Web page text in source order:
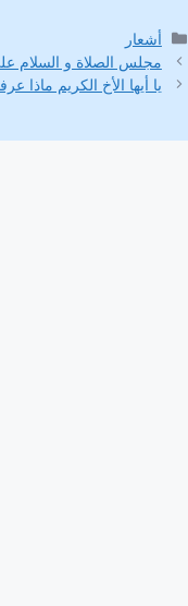
التصنيفات
أشعار
مجلس الصلاة و السلام
يا أيها الأخ الكريم